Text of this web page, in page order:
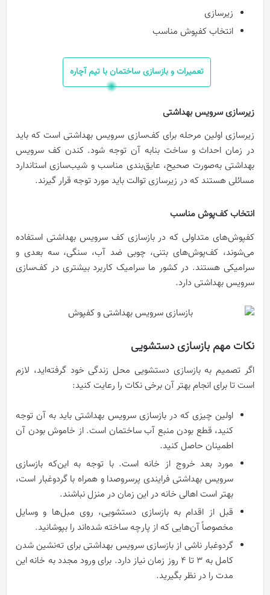
زیرسازی
انتخاب کفپوش مناسب
تعمیرات و بازسازی ساختمان با تیم آچاره
زیرسازی سرویس بهداشتی
زیرسازی اولین مرحله برای کف‌سازی سرویس بهداشتی است که باید
در زمان احداث و ساخت بنابه آن توجه شود. کندن کف سرویس
بهداشتی به‌صورت صحیح، عایق‌بندی مناسب و شیب‌سازی استاندارد
مسائلی هستند که در زیرسازی توالت باید مورد توجه قرار گیرند.
انتخاب کف‌پوش مناسب
کفپوش‌های متداولی که در بازسازی کف سرویس بهداشتی استفاده
می‌شوند، کف‌پوش‌های بتنی، چوبی ضد آب، سنگی، سه بعدی و
سرامیکی هستند. در کشور ما سرامیک کاربرد بیشتری در کف‌سازی
سرویس بهداشتی دارد.
نکات مهم بازسازی دستشویی
اگر تصمیم به بازسازی دستشویی محل زندگی خود گرفته‌اید، لازم
است تا برای انجام بهتر آن برخی نکات را رعایت کنید:
اولین چیزی که در بازسازی سرویس بهداشتی باید به آن توجه
کنید، قطع بودن منبع آب ساختمان است. از خاموش بودن آن
اطمینان حاصل کنید.
مورد بعد خروج از خانه است. با توجه به این‌که بازسازی
سرویس بهداشتی فرایندی پرسروصدا و همراه با گردوغبار است،
بهتر است اهالی خانه در این زمان در منزل نباشند.
قبل از اقدام به بازسازی دستشویی، روی مبل‌ها و وسایل
مخصوصاً آن‌هایی که از پارچه ساخته شده‌اند را بپوشانید.
گردوغبار ناشی از بازسازی سرویس بهداشتی برای ته‌نشین شدن
کامل به 3 تا 4 روز زمان نیاز دارد. برای ورود مجدد به خانه این
مدت را در نظر بگیرید.